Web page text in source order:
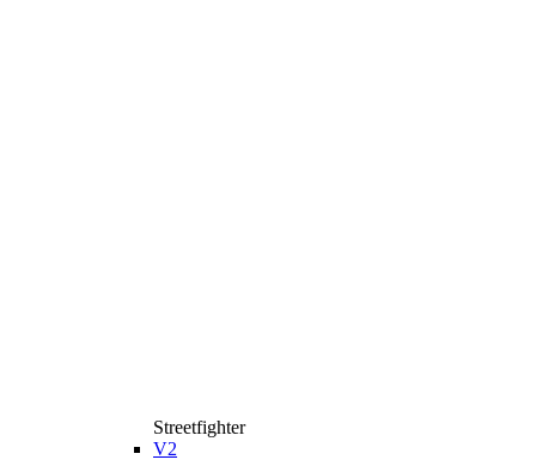
Streetfighter
V2